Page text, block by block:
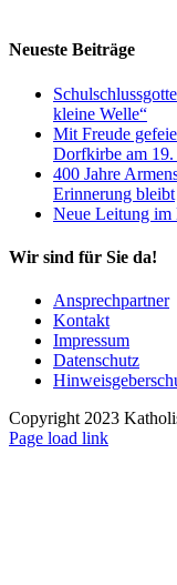
Neueste Beiträge
kleine Welle“
Mit Freude
Dorfkirbe am
400 Jahre
Erinnerung bleibt
Neue Leitung im
Wir sind für Sie da!
Ansprechpartner
Kontakt
Impressum
Datenschutz
Copyright 2023
Page load link